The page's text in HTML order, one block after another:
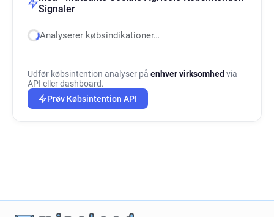
Signaler
Analyserer købsindikationer…
Udfør købsintention analyser på enhver virksomhed via
API eller dashboard.
Prøv Købsintention API